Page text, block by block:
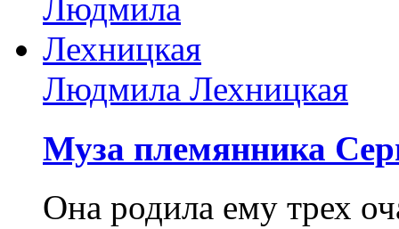
Людмила Лехницкая
Муза племянника
Она родила ему трех